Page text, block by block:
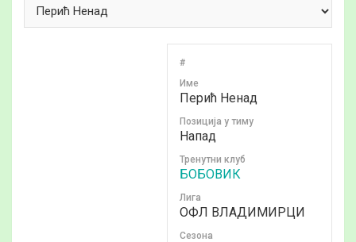
#
Име
Перић Ненад
Позиција у тиму
Напад
Тренутни клуб
БОБОВИК
Лига
ОФЛ ВЛАДИМИРЦИ
Сезона